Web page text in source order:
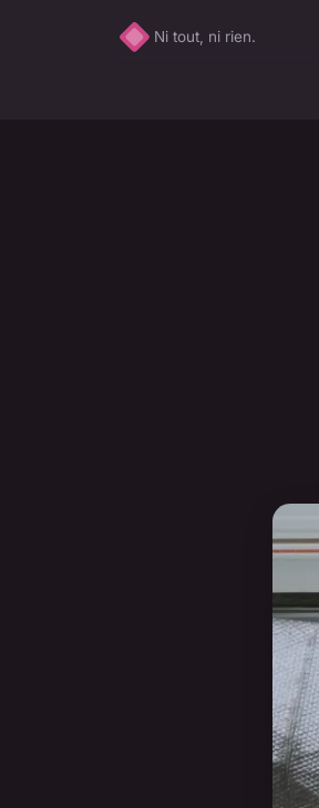
Ni tout, ni rien.